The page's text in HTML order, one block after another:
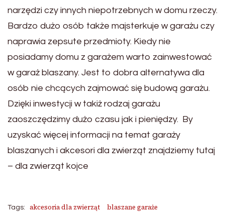
narzędzi czy innych niepotrzebnych w domu rzeczy.
Bardzo dużo osób także majsterkuje w garażu czy
naprawia zepsute przedmioty. Kiedy nie
posiadamy domu z garażem warto zainwestować
w garaż blaszany. Jest to dobra alternatywa dla
osób nie chcących zajmować się budową garażu.
Dzięki inwestycji w takiż rodzaj garażu
zaoszczędzimy dużo czasu jak i pieniędzy. By
uzyskać więcej informacji na temat garaży
blaszanych i akcesori dla zwierząt znajdziemy tutaj
– dla zwierząt kojce
Tags: akcesoria dla zwierząt blaszane garaże